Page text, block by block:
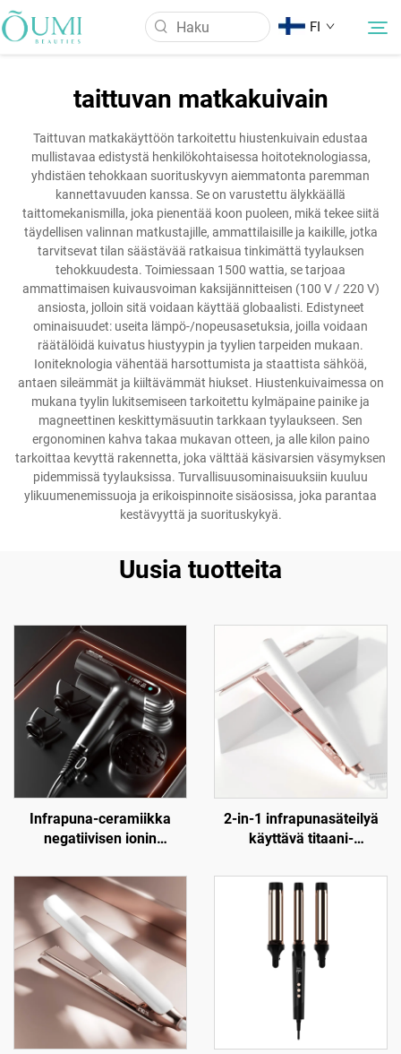
FI
Tuotteet
Uutiset
Käyttö
Ota Yhteyttä
taittuvan matkakuivain
Taittuvan matkakäyttöön tarkoitettu hiustenkuivain edustaa
mullistavaa edistystä henkilökohtaisessa hoitoteknologiassa,
yhdistäen tehokkaan suorituskyvyn aiemmatonta paremman
kannettavuuden kanssa. Se on varustettu älykkäällä
taittomekanismilla, joka pienentää koon puoleen, mikä tekee siitä
täydellisen valinnan matkustajille, ammattilaisille ja kaikille, jotka
tarvitsevat tilan säästävää ratkaisua tinkimättä tyylauksen
tehokkuudesta. Toimiessaan 1500 wattia, se tarjoaa
ammattimaisen kuivausvoiman kaksijännitteisen (100 V / 220 V)
ansiosta, jolloin sitä voidaan käyttää globaalisti. Edistyneet
ominaisuudet: useita lämpö-/nopeusasetuksia, joilla voidaan
räätälöidä kuivatus hiustyypin ja tyylien tarpeiden mukaan.
Ioniteknologia vähentää harsottumista ja staattista sähköä,
antaen sileämmät ja kiiltävämmät hiukset. Hiustenkuivaimessa on
mukana tyylin lukitsemiseen tarkoitettu kylmäpaine painike ja
magneettinen keskittymäsuutin tarkkaan tyylaukseen. Sen
ergonominen kahva takaa mukavan otteen, ja alle kilon paino
tarkoittaa kevyttä rakennetta, joka välttää käsivarsien väsymyksen
pidemmissä tyylauksissa. Turvallisuusominaisuuksiin kuuluu
ylikuumenemissuoja ja erikoispinnoite sisäosissa, joka parantaa
kestävyyttä ja suorituskykyä.
Uusia tuotteita
Infrapuna-ceramiikka
negatiivisen ionin
varustettu hiustenkuivatin
2-in-1 infrapunasäteilyä
käyttävä titaani-